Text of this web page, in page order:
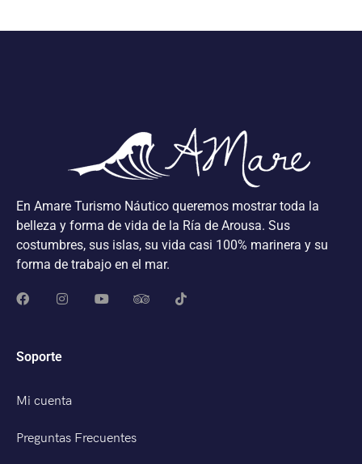
En Amare Turismo Náutico queremos mostrar toda la
belleza y forma de vida de la Ría de Arousa. Sus
costumbres, sus islas, su vida casi 100% marinera y su
forma de trabajo en el mar.
Soporte
Mi cuenta
Preguntas Frecuentes